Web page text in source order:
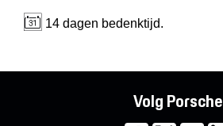
14 dagen bedenktijd.
Volg Porsche